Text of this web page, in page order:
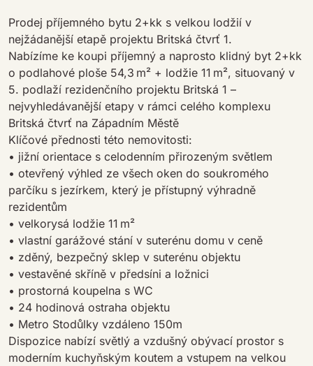
Prodej příjemného bytu 2+kk s velkou lodžií v
nejžádanější etapě projektu Britská čtvrť 1.
Nabízíme ke koupi příjemný a naprosto klidný byt 2+kk
o podlahové ploše 54,3 m² + lodžie 11 m², situovaný v
5. podlaží rezidenčního projektu Britská 1 –
nejvyhledávanější etapy v rámci celého komplexu
Britská čtvrť na Západním Městě
Klíčové přednosti této nemovitosti:
• jižní orientace s celodenním přirozeným světlem
• otevřený výhled ze všech oken do soukromého
parčíku s jezírkem, který je přístupný výhradně
rezidentům
• velkorysá lodžie 11 m²
• vlastní garážové stání v suterénu domu v ceně
• zděný, bezpečný sklep v suterénu objektu
• vestavěné skříně v předsíni a ložnici
• prostorná koupelna s WC
• 24 hodinová ostraha objektu
• Metro Stodůlky vzdáleno 150m
Dispozice nabízí světlý a vzdušný obývací prostor s
moderním kuchyňským koutem a vstupem na velkou